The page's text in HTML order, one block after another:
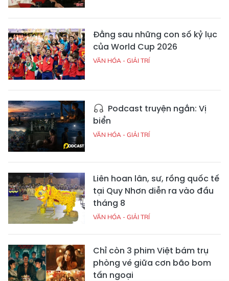
Đằng sau những con số kỷ lục
của World Cup 2026
VĂN HÓA - GIẢI TRÍ
Podcast truyện ngắn: Vị
biển
VĂN HÓA - GIẢI TRÍ
Liên hoan lân, sư, rồng quốc tế
tại Quy Nhơn diễn ra vào đầu
tháng 8
VĂN HÓA - GIẢI TRÍ
Chỉ còn 3 phim Việt bám trụ
phòng vé giữa cơn bão bom
tấn ngoại